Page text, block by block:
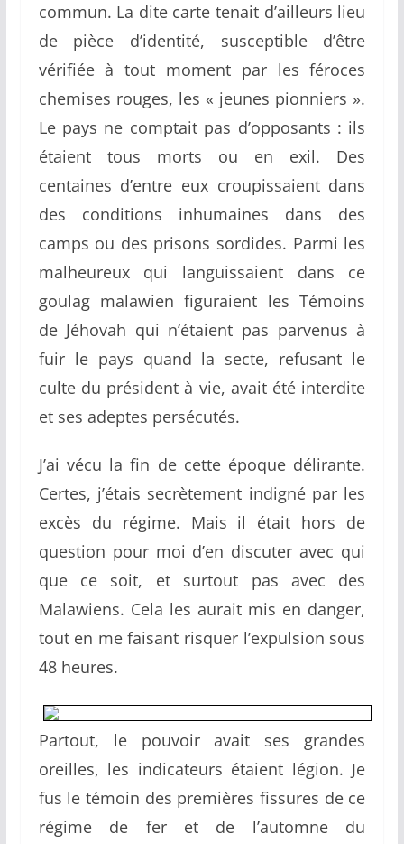
commun. La dite carte tenait d’ailleurs lieu
de pièce d’identité, susceptible d’être
vérifiée à tout moment par les féroces
chemises rouges, les « jeunes pionniers ».
Le pays ne comptait pas d’opposants : ils
étaient tous morts ou en exil. Des
centaines d’entre eux croupissaient dans
des conditions inhumaines dans des
camps ou des prisons sordides. Parmi les
malheureux qui languissaient dans ce
goulag malawien figuraient les Témoins
de Jéhovah qui n’étaient pas parvenus à
fuir le pays quand la secte, refusant le
culte du président à vie, avait été interdite
et ses adeptes persécutés.
J’ai vécu la fin de cette époque délirante.
Certes, j’étais secrètement indigné par les
excès du régime. Mais il était hors de
question pour moi d’en discuter avec qui
que ce soit, et surtout pas avec des
Malawiens. Cela les aurait mis en danger,
tout en me faisant risquer l’expulsion sous
48 heures.
Partout, le pouvoir avait ses grandes
oreilles, les indicateurs étaient légion. Je
fus le témoin des premières fissures de ce
régime de fer et de l’automne du